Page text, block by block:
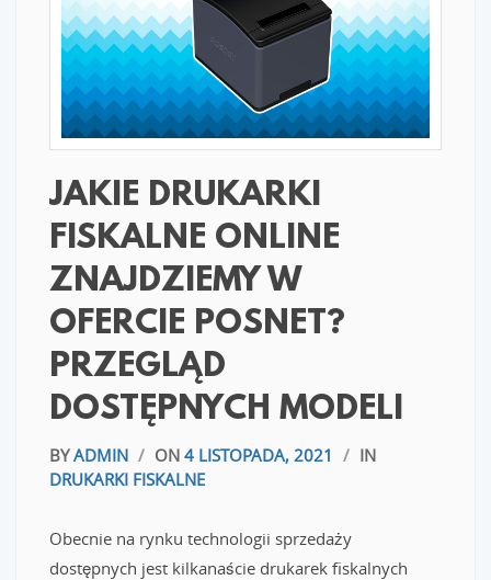
JAKIE DRUKARKI
FISKALNE ONLINE
ZNAJDZIEMY W
OFERCIE POSNET?
PRZEGLĄD
DOSTĘPNYCH MODELI
BYADMIN / ON 4 LISTOPADA, 2021 / IN
DRUKARKI FISKALNE
Obecnie na rynku technologii sprzedaży
dostępnych jest kilkanaście drukarek fiskalnych